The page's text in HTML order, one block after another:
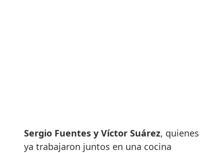
Sergio Fuentes y Víctor Suárez, quienes
ya trabajaron juntos en una cocina